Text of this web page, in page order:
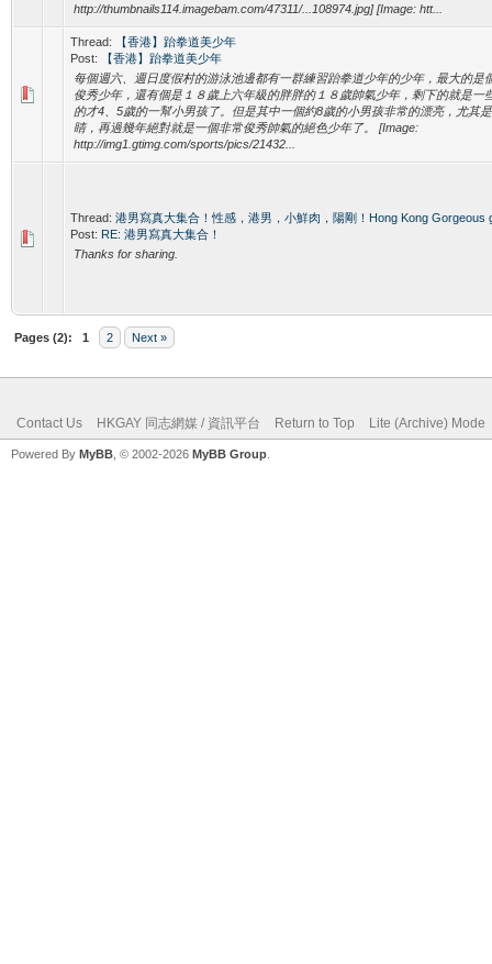
http://thumbnails114.imagebam.com/47311/...108974.jpg] [Image: htt...
Thread:
【香港】跆拳道美少年
Post:
【香港】跆拳道美少年
每個週六、週日度假村的游泳池邊都有一群練習跆拳道少年的少年，最大的是
俊秀少年，還有個是１８歲上六年級的胖胖的１８歲帥氣少年，剩下的就是一
的才4、5歲的一幫小男孩了。但是其中一個約8歲的小男孩非常的漂亮，尤其
睛，再過幾年絕對就是一個非常俊秀帥氣的絕色少年了。 [Image:
http://img1.gtimg.com/sports/pics/21432...
Thread: 港男寫真大集合！性感，港男，小鮮肉，陽剛！Hong Kong Gorgeous
Post: RE: 港男寫真大集合！
Thanks for sharing.
Pages (2): 1 2 Next »
Contact Us HKGAY 同志網媒 / 資訊平台 Return to Top Lite (Archive) Mode
Powered By MyBB , © 2002-2026 MyBB Group